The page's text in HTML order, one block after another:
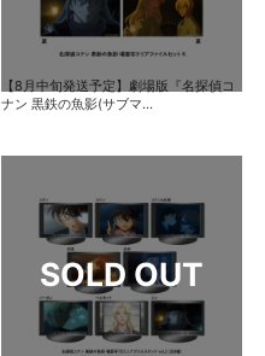
【8月中旬発送予定】劇場版『名探偵コ
ナン 黒鉄の魚影(サブマ...